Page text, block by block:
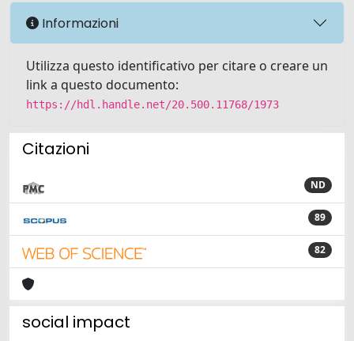
Informazioni
Utilizza questo identificativo per citare o creare un
link a questo documento:
https://hdl.handle.net/20.500.11768/1973
Citazioni
ND
89
82
social impact